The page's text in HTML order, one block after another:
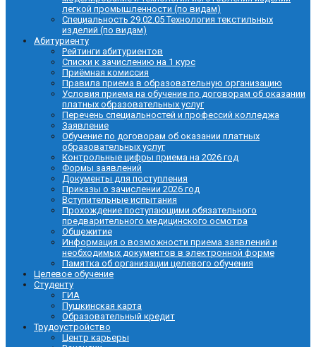
легкой промышленности (по видам)
Специальность 29.02.05 Технология текстильных
изделий (по видам)
Абитуриенту
Рейтинги абитуриентов
Списки к зачислению на 1 курс
Приёмная комиссия
Правила приема в образовательную организацию
Условия приема на обучение по договорам об оказании
платных образовательных услуг
Перечень специальностей и профессий колледжа
Заявление
Обучение по договорам об оказании платных
образовательных услуг
Контрольные цифры приема на 2026 год
Формы заявлений
Документы для поступления
Приказы о зачислении 2026 год
Вступительные испытания
Прохождение поступающими обязательного
предварительного медицинского осмотра
Общежитие
Информация о возможности приема заявлений и
необходимых документов в электронной форме
Памятка об организации целевого обучения
Целевое обучение
Студенту
ГИА
Пушкинская карта
Образовательный кредит
Трудоустройство
Центр карьеры